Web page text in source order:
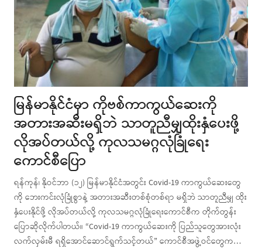
မြန်မာနိုင်ငံမှာ ကိုဗစ်ကာကွယ်ဆေးကို
အတားအဆီးမရှိဘဲ သာတူညီမျှထိုးနှံပေးဖို့
လိုအပ်တယ်လို့ ကုလသမဂ္ဂလုံခြုံရေး
ကောင်စီပြော
ရန်ကုန်၊ နိုဝင်ဘာ (၁၂) မြန်မာနိုင်ငံအတွင်း Covid-19 ကာကွယ်ဆေးတွေ
ကို ဘေးကင်းလုံခြုံစွာနဲ့ အတားအဆီးတစ်စုံတစ်ရာ မရှိဘဲ သာတူညီမျှ ထိုး
နှံပေးနိုင်ဖို့ လိုအပ်တယ်လို့ ကုလသမဂ္ဂလုံခြုံရေးကောင်စီက တိုက်တွန်း
ပြောဆိုလိုက်ပါတယ်။ “Covid-19 ကာကွယ်ဆေးကို ပြည်သူတွေအားလုံး
လက်လှမ်းမီ ရရှိအောင်ဆောင်ရွက်သင့်တယ်” ကောင်စီအဖွဲ့ဝင်တွေက…